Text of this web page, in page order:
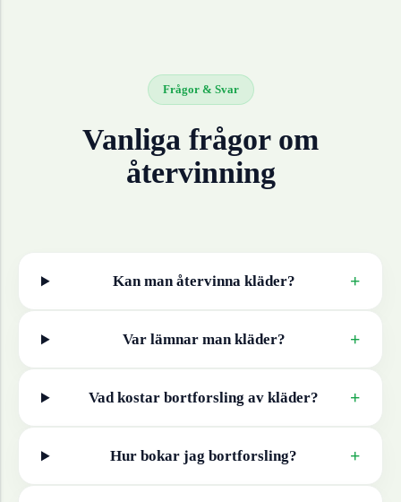
Frågor & Svar
Vanliga frågor om
återvinning
Kan man återvinna kläder? +
Var lämnar man kläder? +
Vad kostar bortforsling av kläder? +
Hur bokar jag bortforsling? +